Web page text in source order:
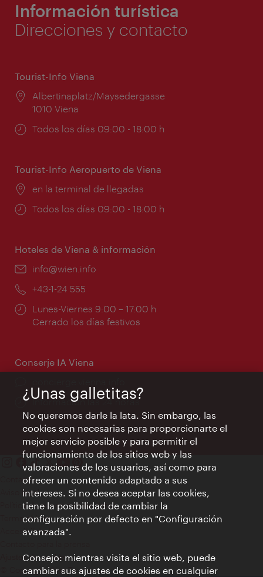
Información turística
Direcciones y contacto
Tourist-Info Viena
Lugar:
Albertinaplatz/Maysedergasse
1010 Viena
Horarios
Todos los días 09:00 - 18:00 h
Tourist-Info Aeropuerto de Viena
Lugar:
en la terminal de llegadas
Horarios
Todos los días 09:00 - 18:00 h
Hoteles de Viena & información
e-
info@wien.info
Teléfono:
+43-1-24 555
Horarios
de
Lunes-Viernes 9:00 – 17:00 h
Cerrado los días festivos
Conserje IA Viena
Información las 24 horas
Contacto
Aviso legal
Política de privacidad de datos
Terms of Use
Accesibilidad
Ajustes de cookie
© Copyright WienTourismus
¿Unas galletitas?
No queremos darle la lata. Sin embargo, las
cookies son necesarias para proporcionarte el
mejor servicio posible y para permitir el
funcionamiento de los sitios web y las
valoraciones de los usuarios, así como para
ofrecer un contenido adaptado a sus
intereses. Si no desea aceptar las cookies,
tiene la posibilidad de cambiar la
configuración por defecto en "Configuración
avanzada".
Consejo: mientras visita el sitio web, puede
cambiar sus ajustes de cookies en cualquier